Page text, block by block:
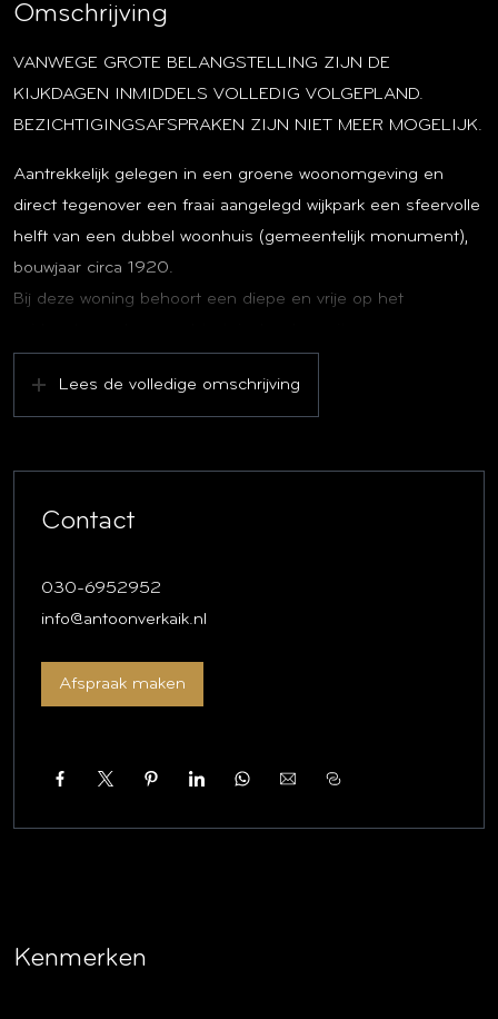
Omschrijving
VANWEGE GROTE BELANGSTELLING ZIJN DE
KIJKDAGEN INMIDDELS VOLLEDIG VOLGEPLAND.
BEZICHTIGINGSAFSPRAKEN ZIJN NIET MEER MOGELIJK.
Aantrekkelijk gelegen in een groene woonomgeving en
direct tegenover een fraai aangelegd wijkpark een sfeervolle
helft van een dubbel woonhuis (gemeentelijk monument),
bouwjaar circa 1920.
Bij deze woning behoort een diepe en vrije op het
In de tuin staat een stenen schuur en een eenvoudige
personeel dat op de fabriek werkzaam was.
De architect (van Straalen/Zeist) heeft destijds een landelijk
karakter beoogd door de woningen te ontwerpen als
woningtypen die alle vrij in een eigen tuin liggen.
gezinnen verwelkomd.
Entree, gang met toilet, trapopgang en toegang tot de
Lees de volledige omschrijving
Contact
030-6952952
info@antoonverkaik.nl
Afspraak maken
Kenmerken